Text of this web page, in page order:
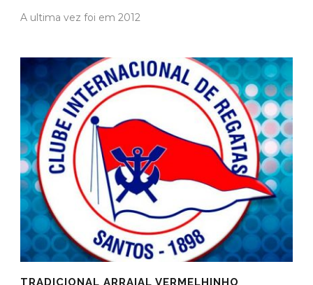
A ultima vez foi em 2012
TRADICIONAL ARRAIAL VERMELHINHO